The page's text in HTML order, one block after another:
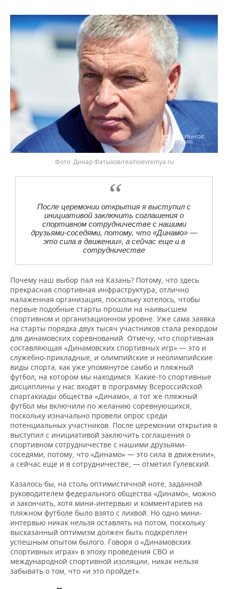
Фото: Динар Фатыхов/realnoevremya.ru
После церемонии открытия я выступил с
инициативой заключить соглашения о
спортивном сотрудничестве с нашими
друзьями-соседями, потому, что «Динамо» —
это сила в движении», а сейчас еще и в
сотрудничестве
Почему наш выбор пал на Казань? Потому, что здесь
прекрасная спортивная инфраструктура, отлично
налаженная организация, поскольку хотелось, чтобы
первые подобные старты прошли на наивысшем
спортивном и организационном уровне. Уже сама заявка
на старты порядка двух тысяч участников стала рекордом
для динамовских соревнований. Отмечу, что спортивная
составляющая «Динамовских спортивных игр» — это и
служебно-прикладные, и олимпийские и неолимпийские
виды спорта, как уже упомянутое самбо и пляжный
футбол, на котором мы находимся. Какие-то спортивные
дисциплины у нас входят в программу Всероссийской
спартакиады общества «Динамо», а тот же пляжный
футбол мы включили по желанию соревнующихся,
поскольку изначально провели опрос среди
потенциальных участников. После церемонии открытия я
выступил с инициативой заключить соглашения о
спортивном сотрудничестве с нашими друзьями-
соседями, потому, что «Динамо» — это сила в движении»,
а сейчас еще и в сотрудничестве, — отметил Гулевский.
Казалось бы, на столь оптимистичной ноте, заданной
руководителем федерального общества «Динамо», можно
и закончить, хотя мини-интервью и комментариев на
пляжном футболе было взято с лихвой. Но одно мини-
интервью никак нельзя оставлять на потом, поскольку
высказанный оптимизм должен быть подкреплен
успешным опытом былого. Говоря о «Динамовских
спортивных играх» в эпоху проведения СВО и
международной спортивной изоляции, никак нельзя
забывать о том, что «и это пройдет».